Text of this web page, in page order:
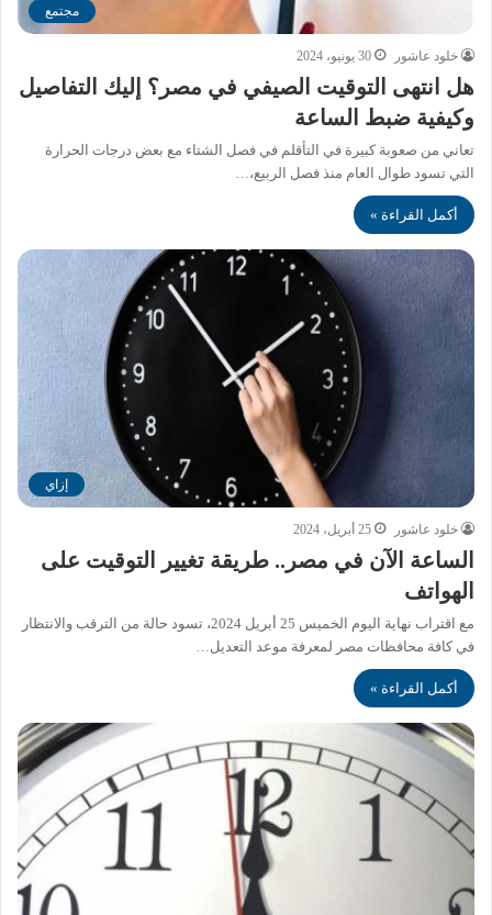
مجتمع
خلود عاشور 30 يونيو، 2024
هل انتهى التوقيت الصيفي في مصر؟ إليك التفاصيل
وكيفية ضبط الساعة
تعاني من صعوبة كبيرة في التأقلم في فصل الشتاء مع بعض درجات الحرارة
التي تسود طوال العام منذ فصل الربيع،…
أكمل القراءة »
إزاي
خلود عاشور 25 أبريل، 2024
الساعة الآن في مصر.. طريقة تغيير التوقيت على
الهواتف
مع اقتراب نهاية اليوم الخميس 25 أبريل 2024، تسود حالة من الترقب والانتظار
في كافة محافظات مصر لمعرفة موعد التعديل…
أكمل القراءة »